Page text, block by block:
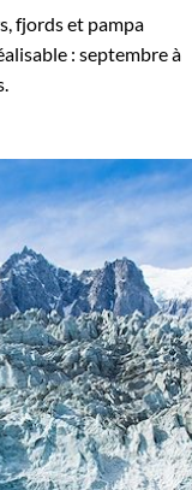
fjords et pampa
: septembre à